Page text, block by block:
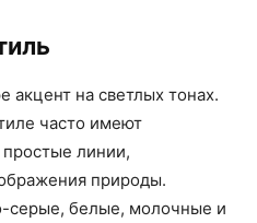
акцент на светлых тонах.
часто имеют
линии,
природы.
серые, белые, молочные и